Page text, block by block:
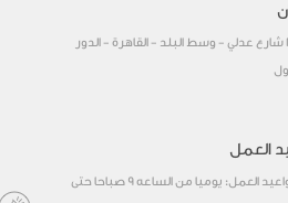
٢٦ شارع عدلي - وسط البلد - القاهرة - الدور
العمل
مواعيد العمل: يوميا من الساعه 9 صباحا حتى